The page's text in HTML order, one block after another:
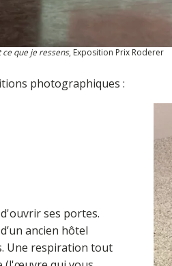
que je ressens, Exposition Prix Roderer
photographiques :
ses portes.
ancien hôtel
Une respiration tout